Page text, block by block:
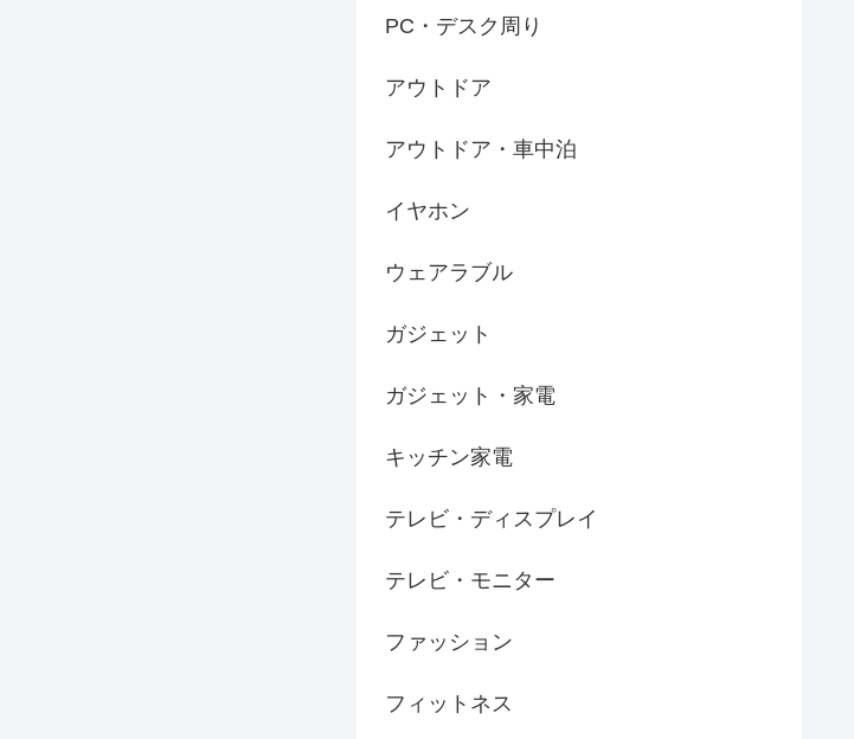
PC・デスク周り
アウトドア
アウトドア・車中泊
イヤホン
ウェアラブル
ガジェット
ガジェット・家電
キッチン家電
テレビ・ディスプレイ
テレビ・モニター
ファッション
フィットネス